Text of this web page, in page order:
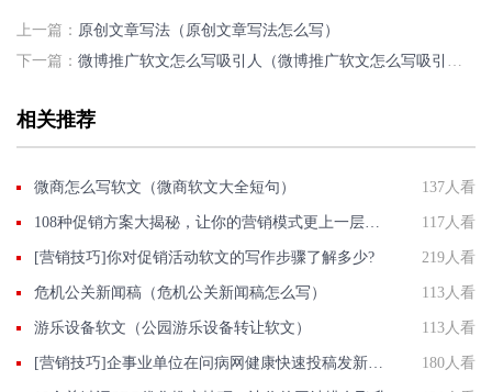
上一篇： 原创文章写法（原创文章写法怎么写）
下一篇： 微博推广软文怎么写吸引人（微博推广软文怎么写吸引人呢）
相关推荐
微商怎么写软文（微商软文大全短句） 137人看
117人看
[营销技巧]你对促销活动软文的写作步骤了解多少? 219人看
危机公关新闻稿（危机公关新闻稿怎么写） 113人看
游乐设备软文（公园游乐设备转让软文） 113人看
180人看